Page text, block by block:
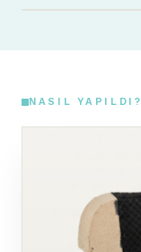
NASIL YAPILDI?